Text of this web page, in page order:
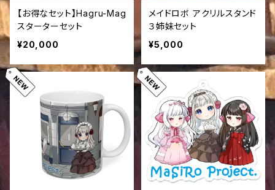
【お得なセット】Hagru-Mag
スターターセット
¥20,000
メイドロボ アクリルスタンド
３姉妹セット
¥5,000